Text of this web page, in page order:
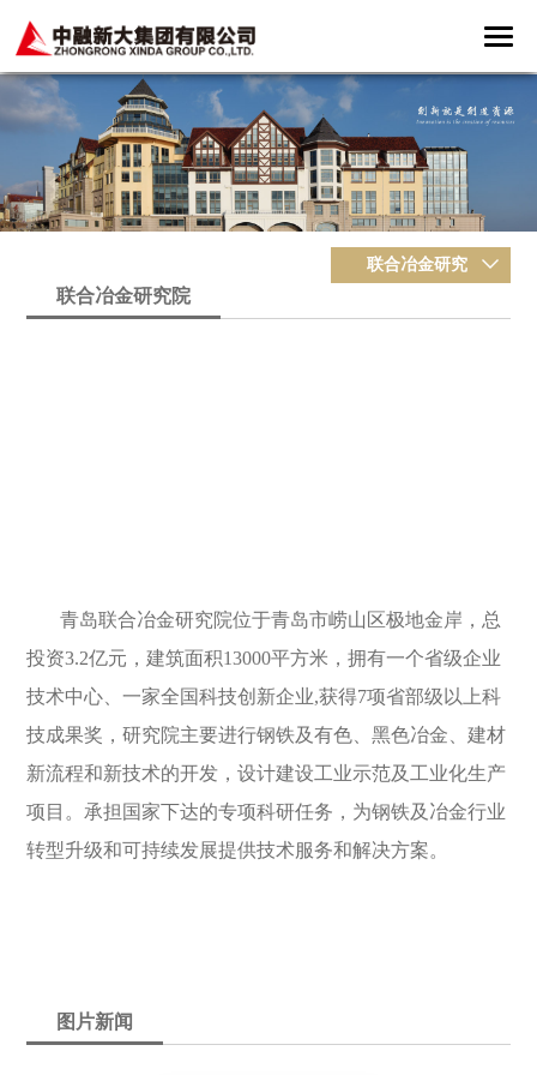
联合冶金研究院
联合冶金研究
青岛联合冶金研究院位于青岛市崂山区极地金岸，总
投资3.2亿元，建筑面积13000平方米，拥有一个省级企业
技术中心、一家全国科技创新企业,获得7项省部级以上科
技成果奖，研究院主要进行钢铁及有色、黑色冶金、建材
新流程和新技术的开发，设计建设工业示范及工业化生产
项目。承担国家下达的专项科研任务，为钢铁及冶金行业
转型升级和可持续发展提供技术服务和解决方案。
图片新闻